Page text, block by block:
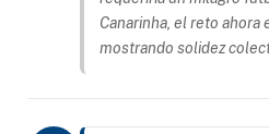
Canarinha, el reto ahora
mostrando solidez